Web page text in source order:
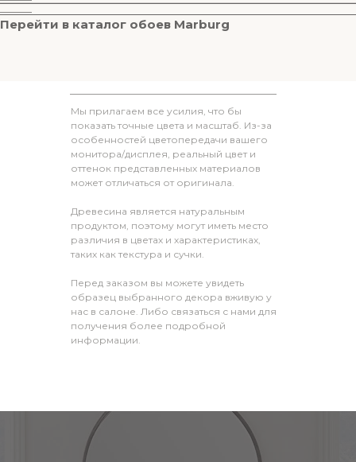
Перейти в каталог обоев Marburg
Мы прилагаем все усилия, что бы
показать точные цвета и масштаб. Из-за
особенностей цветопередачи вашего
монитора/дисплея, реальный цвет и
оттенок представленных материалов
может отличаться от оригинала.
Древесина является натуральным
продуктом, поэтому могут иметь место
различия в цветах и характеристиках,
таких как текстура и сучки.
Перед заказом вы можете увидеть
образец выбранного декора вживую у
нас в салоне. Либо связаться с нами для
получения более подробной
информации.